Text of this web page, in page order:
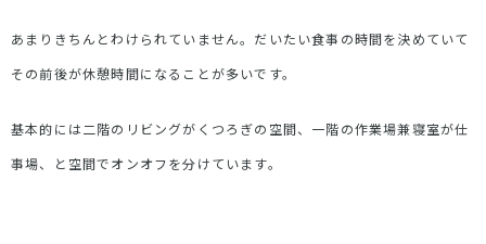
あまりきちんとわけられていません。だいたい食事の時間を決めていて
その前後が休憩時間になることが多いです。
基本的には二階のリビングがくつろぎの空間、一階の作業場兼寝室が仕
事場、と空間でオンオフを分けています。